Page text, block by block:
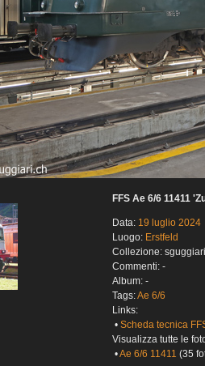
FFS Ae 6/6 11411
Data: 19 luglio 2024
Luogo: Erstfeld
Collezione:
Commenti: -
Album: -
Tags:Ae 6/6
Links:
• Scheda tecnica
Visualizza tutte le
•Ae 6/6 11411 (35